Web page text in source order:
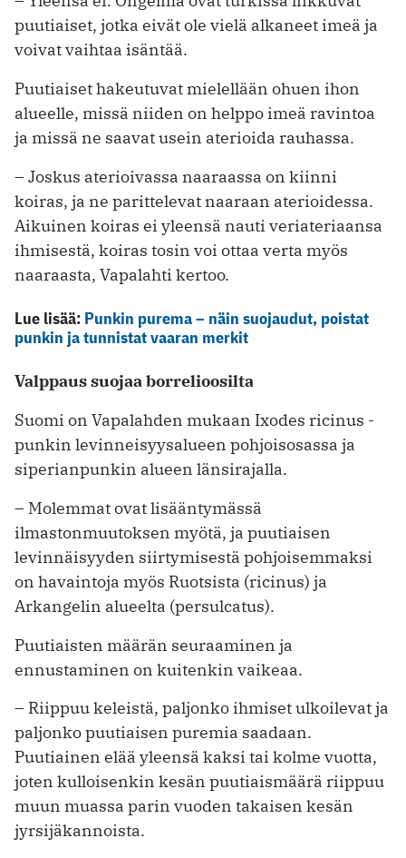
puutiaiset, jotka eivät ole vielä alkaneet imeä ja
voivat vaihtaa isäntää.
Puutiaiset hakeutuvat mielellään ohuen ihon
alueelle, missä niiden on helppo imeä ravintoa
ja missä ne saavat usein aterioida rauhassa.
– Joskus aterioivassa naaraassa on kiinni
koiras, ja ne parittelevat naaraan aterioidessa.
Aikuinen koiras ei yleensä nauti veriateriaansa
ihmisestä, koiras tosin voi ottaa verta myös
naaraasta, Vapalahti kertoo.
Lue lisää: Punkin purema – näin suojaudut, poistat
punkin ja tunnistat vaaran merkit
Valppaus suojaa borrelioosilta
Suomi on Vapalahden mukaan Ixodes ricinus -
punkin levinneisyysalueen pohjoisosassa ja
siperianpunkin alueen länsirajalla.
– Molemmat ovat lisääntymässä
ilmastonmuutoksen myötä, ja puutiaisen
levinnäisyyden siirtymisestä pohjoisemmaksi
on havaintoja myös Ruotsista (ricinus) ja
Arkangelin alueelta (persulcatus).
Puutiaisten määrän seuraaminen ja
ennustaminen on kuitenkin vaikeaa.
– Riippuu keleistä, paljonko ihmiset ulkoilevat ja
paljonko puutiaisen puremia saadaan.
Puutiainen elää yleensä kaksi tai kolme vuotta,
joten kulloisenkin kesän puutiaismäärä riippuu
muun muassa parin vuoden takaisen kesän
jyrsijäkannoista.